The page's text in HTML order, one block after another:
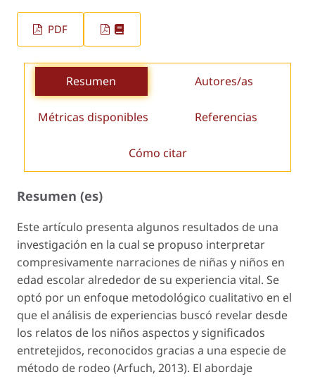
PDF
Resumen Autores/as
Métricas disponibles Referencias
Cómo citar
Resumen (es)
Este artículo presenta algunos resultados de una
investigación en la cual se propuso interpretar
compresivamente narraciones de niñas y niños en
edad escolar alrededor de su experiencia vital. Se
optó por un enfoque metodológico cualitativo en el
que el análisis de experiencias buscó revelar desde
los relatos de los niños aspectos y significados
entretejidos, reconocidos gracias a una especie de
método de rodeo (Arfuch, 2013). El abordaje